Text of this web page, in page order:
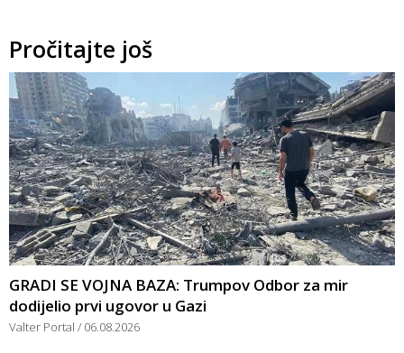
Pročitajte još
GRADI SE VOJNA BAZA: Trumpov Odbor za mir
dodijelio prvi ugovor u Gazi
Valter Portal 06.08.2026